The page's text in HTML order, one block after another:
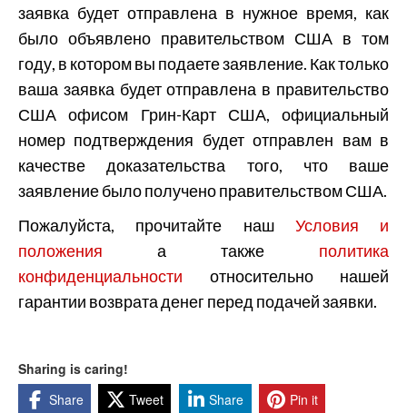
заявка будет отправлена в нужное время, как
было объявлено правительством США в том
году, в котором вы подаете заявление. Как только
ваша заявка будет отправлена в правительство
США офисом Грин-Карт США, официальный
номер подтверждения будет отправлен вам в
качестве доказательства того, что ваше
заявление было получено правительством США.
Пожалуйста, прочитайте нашУсловия и
положения а также политика
конфиденциальности относительно нашей
гарантии возврата денег перед подачей заявки.
Sharing is caring!
Share
Tweet Share Pin it